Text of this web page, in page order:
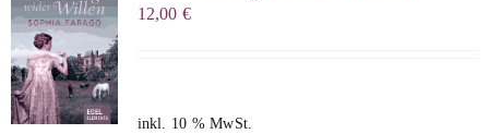
12,00 €
inkl. 10 % MwSt.